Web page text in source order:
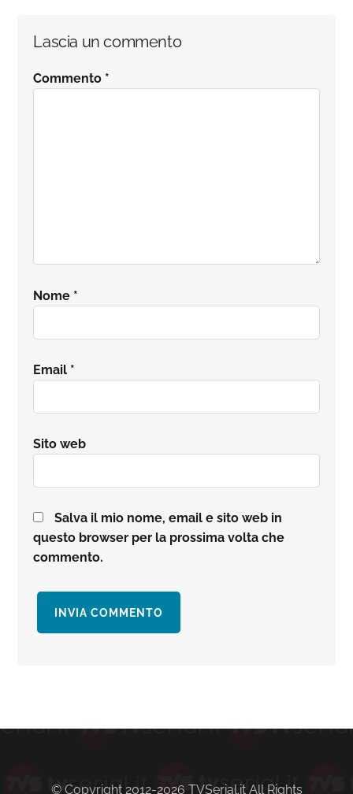
Interazioni
del
Lascia un commento
Commento *
Nome *
Email *
Sito web
Salva il mio nome, email e sito web in
questo browser per la prossima volta che
commento.
primaria
© Copyright 2012-2026 TVSerial.it All Rights